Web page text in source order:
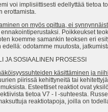
voi implisiittisesti edellyttää tietoa
erottamista.
on myös opittua, ei
Poikkeukset
koemme samankin teoksen eri
edellä: odotamme muutosta,
SOSIAALINEN PROSESSI
käsittäminen ja
piirissä kehittyneitä tai
Esteettiset reaktiot ovat
tietoa V7 - I -suhteesta.
reaktiotapoja, joilla on